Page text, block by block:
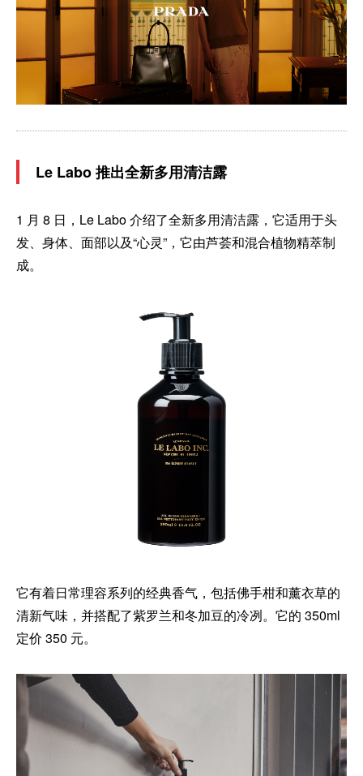
Le Labo 推出全新多用清洁露
1 月 8 日，Le Labo 介绍了全新多用清洁露，它适用于头
发、身体、面部以及“心灵”，它由芦荟和混合植物精萃制
成。
它有着日常理容系列的经典香气，包括佛手柑和薰衣草的
清新气味，并搭配了紫罗兰和冬加豆的冷冽。它的 350ml
定价 350 元。